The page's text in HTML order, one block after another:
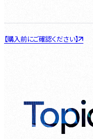
【購入前にご確認ください】